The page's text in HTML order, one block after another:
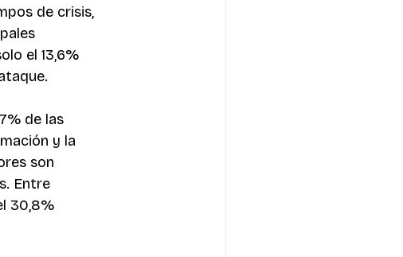
de crisis,
el 13,6%
de las
y la
son
Entre
30,8%